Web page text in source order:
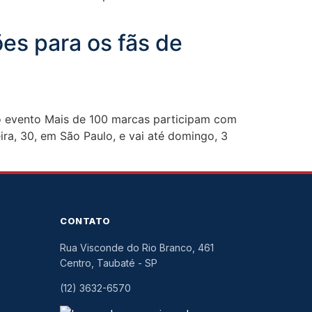
para os fãs de
evento Mais de 100 marcas participam com
30, em São Paulo, e vai até domingo, 3
CONTATO
Rua Visconde do Rio Branco, 461
Centro, Taubaté -SP
(12) 3632-6570